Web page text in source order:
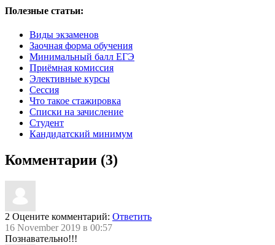
Полезные статьи:
Виды экзаменов
Заочная форма обучения
Минимальный балл ЕГЭ
Приёмная комиссия
Элективные курсы
Сессия
Что такое стажировка
Списки на зачисление
Студент
Кандидатский минимум
Комментарии (3)
2 Оцените комментарий: Ответить
16 November 2019 в 00:57
Познавательно!!!